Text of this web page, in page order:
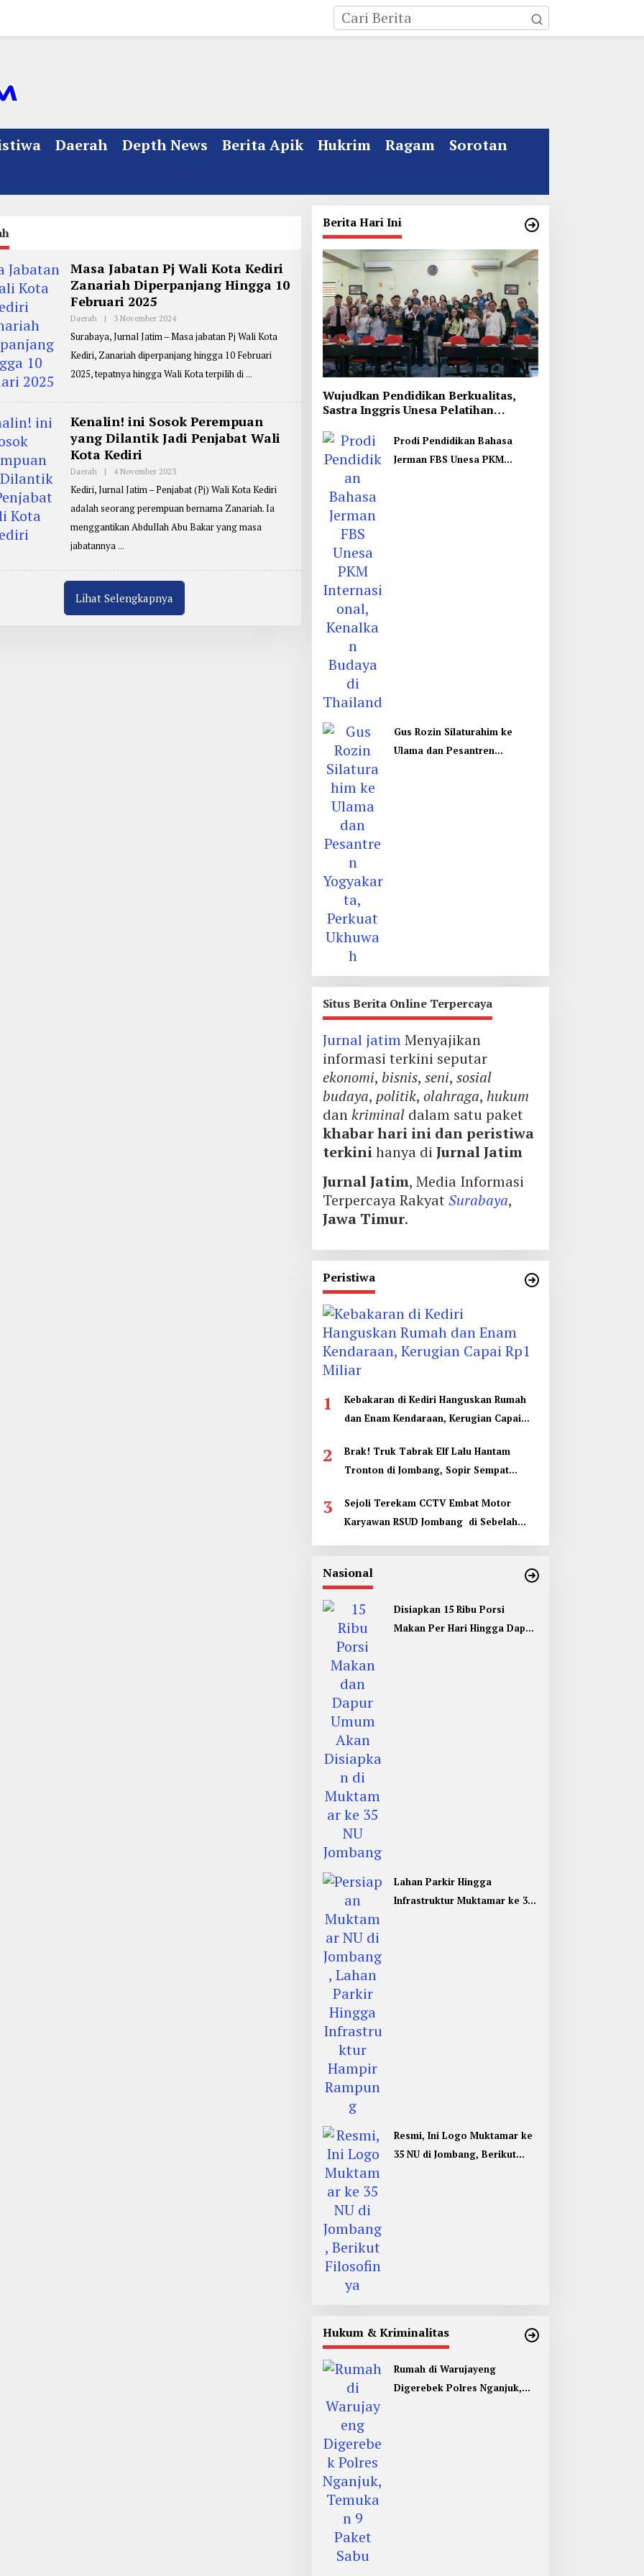
Daerah Depth News Berita Apik Hukrim Ragam
Sorotan
Masa Jabatan Pj Wali Kota Kediri
Zanariah Diperpanjang Hingga 10
Februari 2025
Daerah | 3 November 2024O
E
R
E
P
E
R
:
G
Surabaya, Jurnal Jatim – Masa jabatan Pj Wali Kota
Kediri, Zanariah diperpanjang hingga 10 Februari
2025, tepatnya hingga Wali Kota terpilih di
Kenalin! ini Sosok Perempuan
yang Dilantik Jadi Penjabat Wali
Kota Kediri
Daerah | 4 November 2023O
E
R
E
P
E
R
Kediri, Jurnal Jatim – Penjabat (Pj) Wali Kota Kediri
adalah seorang perempuan bernama Zanariah. Ia
menggantikan Abdullah Abu Bakar yang masa
jabatannya
Lihat Selengkapnya
Berita Hari Ini
Wujudkan Pendidikan Berkualitas,
Sastra Inggris Unesa Pelatihan
Prodi Pendidikan Bahasa
Jerman FBS Unesa PKM
Gus Rozin Silaturahim ke
Ulama dan Pesantren
Situs Berita Online Terpercaya
Jurnal jatimMenyajikan
informasi terkini seputar
ekonomi, bisnis, seni, sosial
budaya, politik, olahraga, hukum
dankriminaldalam satu paket
khabar hari ini dan peristiwa
terkinihanya di Jurnal Jatim
Jurnal Jatim, Media Informasi
Terpercaya RakyatSurabaya,
Jawa Timur.
Peristiwa
1
Kebakaran di Kediri Hanguskan Rumah
dan Enam Kendaraan, Kerugian Capai
2
Brak! Truk Tabrak Elf Lalu Hantam
Tronton di Jombang, Sopir Sempat
3
Sejoli Terekam CCTV Embat Motor
Karyawan RSUD Jombang di Sebelah
Nasional
Disiapkan 15 Ribu Porsi
Makan Per Hari Hingga Dapur
Lahan Parkir Hingga
Infrastruktur Muktamar ke 35
Resmi, Ini Logo Muktamar ke
35 NU di Jombang, Berikut
Hukum & Kriminalitas
Rumah di Warujayeng
Digerebek Polres Nganjuk,